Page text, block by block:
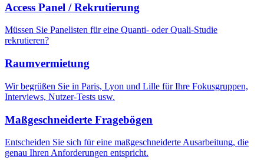
Access Panel / Rekrutierung
Müssen Sie Panelisten für eine Quanti- oder Quali-Studie
rekrutieren?
Raumvermietung
Wir begrüßen Sie in Paris, Lyon und Lille für Ihre Fokusgruppen,
Interviews, Nutzer-Tests usw.
Maßgeschneiderte Fragebögen
Entscheiden Sie sich für eine maßgeschneiderte Ausarbeitung, die
genau Ihren Anforderungen entspricht.